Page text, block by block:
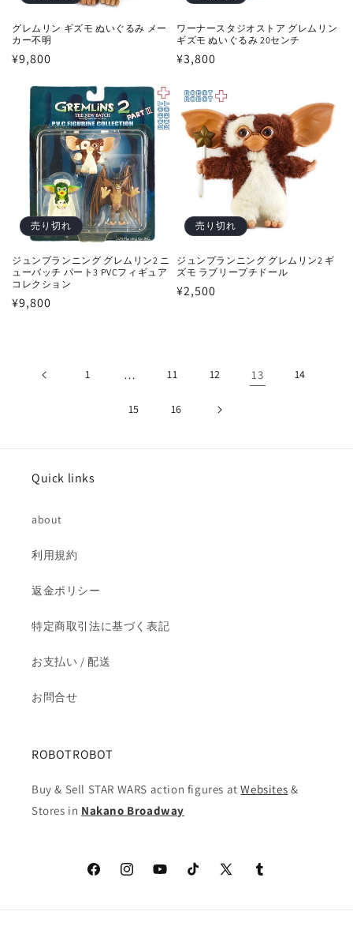
グレムリン ギズモ ぬいぐるみ メー
カー不明
通
¥9,800
ワーナースタジオストア グレムリン
ギズモ ぬいぐるみ 20センチ
通
価
格
¥3,800
売り切れ
ジュンプランニング グレムリン2 ニ
ューバッチ パート3 PVCフィギュア
コレクション
通
¥9,800
売り切れ
ジュンプランニング グレムリン2 ギ
ズモ ラブリープチドール
通
¥2,500
1 … 11 12 13 14
15 16
Quick links
about
利用規約
返金ポリシー
特定商取引法に基づく表記
お支払い / 配送
お問合せ
ROBOTROBOT
Buy & Sell STAR WARS action figures atWebsites &
Stores in Nakano Broadway
FacebookInstagramYouTubeTikTok
X
Tumblr